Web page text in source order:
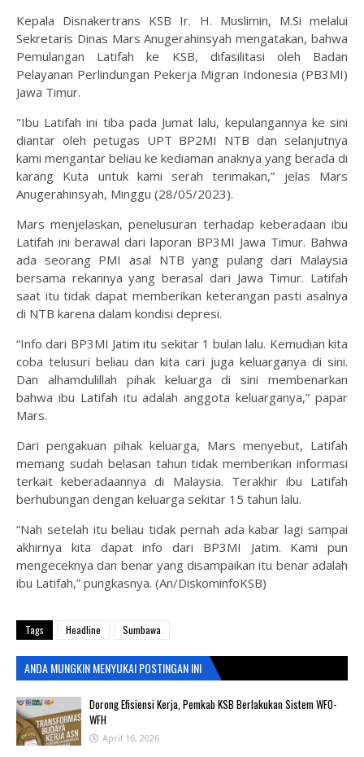
Kepala Disnakertrans KSB Ir. H. Muslimin, M.Si melalui
Sekretaris Dinas Mars Anugerahinsyah mengatakan, bahwa
Pemulangan Latifah ke KSB, difasilitasi oleh Badan
Pelayanan Perlindungan Pekerja Migran Indonesia (PB3MI)
Jawa Timur.
"Ibu Latifah ini tiba pada Jumat lalu, kepulangannya ke sini
diantar oleh petugas UPT BP2MI NTB dan selanjutnya
kami mengantar beliau ke kediaman anaknya yang berada di
karang Kuta untuk kami serah terimakan,” jelas Mars
Anugerahinsyah, Minggu (28/05/2023).
Mars menjelaskan, penelusuran terhadap keberadaan ibu
Latifah ini berawal dari laporan BP3MI Jawa Timur. Bahwa
ada seorang PMI asal NTB yang pulang dari Malaysia
bersama rekannya yang berasal dari Jawa Timur. Latifah
saat itu tidak dapat memberikan keterangan pasti asalnya
di NTB karena dalam kondisi depresi.
“Info dari BP3MI Jatim itu sekitar 1 bulan lalu. Kemudian kita
coba telusuri beliau dan kita cari juga keluarganya di sini.
Dan alhamdulillah pihak keluarga di sini membenarkan
bahwa ibu Latifah itu adalah anggota keluarganya,” papar
Mars.
Dari pengakuan pihak keluarga, Mars menyebut, Latifah
memang sudah belasan tahun tidak memberikan informasi
terkait keberadaannya di Malaysia. Terakhir ibu Latifah
berhubungan dengan keluarga sekitar 15 tahun lalu.
“Nah setelah itu beliau tidak pernah ada kabar lagi sampai
akhirnya kita dapat info dari BP3MI Jatim. Kami pun
mengeceknya dan benar yang disampaikan itu benar adalah
ibu Latifah,” pungkasnya. (An/DiskominfoKSB)
Tags Headline Sumbawa
ANDA MUNGKIN MENYUKAI POSTINGAN INI
‎Dorong Efisiensi Kerja, Pemkab KSB Berlakukan Sistem WFO-
WFH ‎
April 16, 2026